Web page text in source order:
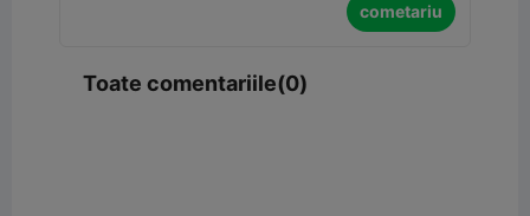
cometariu
Toate comentariile(0)